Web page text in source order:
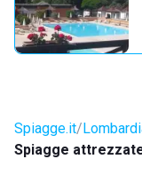
Spiagge.it
Spiagge